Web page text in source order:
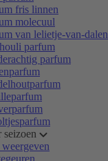
fris linnen
molecuul
van lelietje-van-dalen
parfum
parfum
seizoen